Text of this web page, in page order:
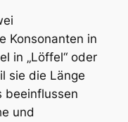
Konsonanten in
in „Löffel“ oder
sie die Länge
beeinflussen
und